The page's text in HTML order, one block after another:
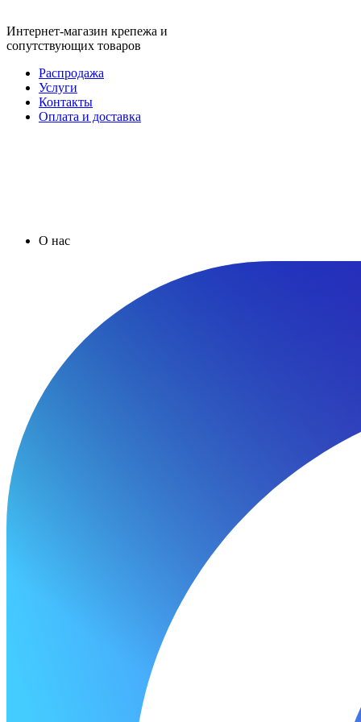
Интернет-магазин крепежа и
сопутствующих товаров
Распродажа
Услуги
Контакты
Оплата и доставка
О нас